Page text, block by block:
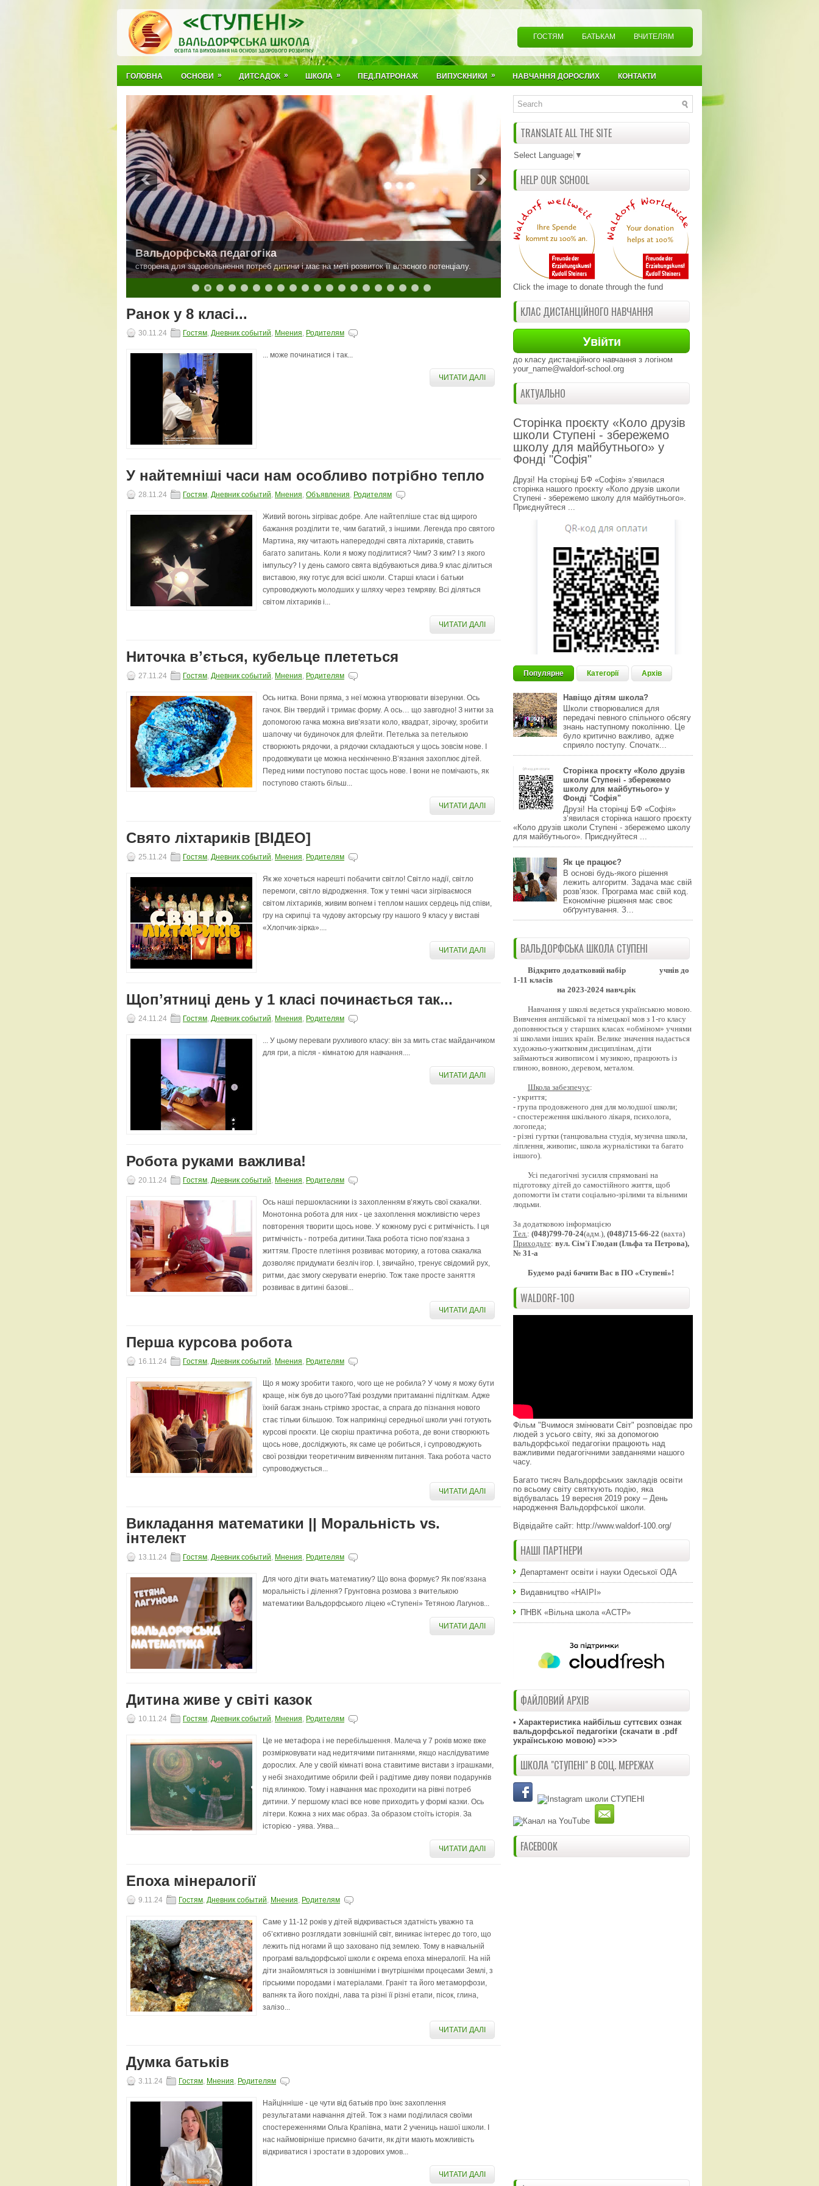
ГОСТЯМ БАТЬКАМ ВЧИТЕЛЯМ
ГОЛОВНА ОСНОВИ » ДИТСАДОК » ШКОЛА » ПЕД.ПАТРОНАЖ ВИПУСКНИКИ » НАВЧАННЯ ДОРОСЛИХ КОНТАКТИ
Вальдорфська педагогіка
створена для задовольнення потреб дитини і має на меті розвиток її власного потенціалу.
Ранок у 8 класі...
30.11.24 Гостям, Дневник событий, Мнения, Родителям
... може починатися і так...
ЧИТАТИ ДАЛІ
У найтемніші часи нам особливо потрібно тепло
28.11.24 Гостям, Дневник событий, Мнения, Объявления, Родителям
Живий вогонь зігріває добре. Але найтепліше стає від щирого
бажання розділити те, чим багатий, з іншими. Легенда про святого
Мартина, яку читають напередодні свята ліхтариків, ставить
багато запитань. Коли я можу поділитися? Чим? З ким? І з якого
імпульсу? І у день самого свята відбуваються дива.9 клас ділиться
виставою, яку готує для всієї школи. Старші класи і батьки
супроводжують молодших у шляху через темряву. Всі діляться
світом ліхтариків і...
ЧИТАТИ ДАЛІ
Ниточка вʼється, кубельце плететься
27.11.24 Гостям, Дневник событий, Мнения, Родителям
Ось нитка. Вони пряма, з неї можна утворювати візерунки. Ось
гачок. Він твердий і тримає форму. А ось… що завгодно! З нитки за
допомогою гачка можна вивʼязати коло, квадрат, зірочку, зробити
шапочку чи будиночок для флейти. Петелька за петелькою
створюють рядочки, а рядочки складаються у щось зовсім нове. І
продовжувати це можна нескінченно.Вʼязання захоплює дітей.
Перед ними поступово постає щось нове. І вони не помічають, як
поступово стають більш...
ЧИТАТИ ДАЛІ
Свято ліхтариків [ВІДЕО]
25.11.24 Гостям, Дневник событий, Мнения, Родителям
Як же хочеться нарешті побачити світло! Світло надії, світло
перемоги, світло відродження. Тож у темні часи зігріваємося
світом ліхтариків, живим вогнем і теплом наших сердець під співи,
гру на скрипці та чудову акторську гру нашого 9 класу у виставі
«Хлопчик-зірка»....
ЧИТАТИ ДАЛІ
Щопʼятниці день у 1 класі починається так...
24.11.24 Гостям, Дневник событий, Мнения, Родителям
... У цьому переваги рухливого класу: він за мить стає майданчиком
для гри, а після - кімнатою для навчання....
ЧИТАТИ ДАЛІ
Робота руками важлива!
20.11.24 Гостям, Дневник событий, Мнения, Родителям
Ось наші першокласники із захопленням вʼяжуть свої скакалки.
Монотонна робота для них - це захоплення можливістю через
повторення творити щось нове. У кожному русі є ритмічність. І ця
ритмічність - потреба дитини.Така робота тісно пов’язана з
життям. Просте плетіння розвиває моторику, а готова скакалка
дозволяє придумати безліч ігор. І, звичайно, тренує свідомий рух,
ритми, дає змогу скерувати енергію. Тож таке просте заняття
розвиває в дитині базові...
ЧИТАТИ ДАЛІ
Перша курсова робота
16.11.24 Гостям, Дневник событий, Мнения, Родителям
Що я можу зробити такого, чого ще не робила? У чому я можу бути
краще, ніж був до цього?Такі роздуми притаманні підліткам. Адже
їхній багаж знань стрімко зростає, а спрага до пізнання нового
стає тільки більшою. Тож наприкінці середньої школи учні готують
курсові проєкти. Це скоріш практична робота, де вони створюють
щось нове, досліджують, як саме це робиться, і супроводжують
свої розвідки теоретичним вивченням питання. Така робота часто
супроводжується...
ЧИТАТИ ДАЛІ
Викладання математики || Моральність vs.
інтелект
13.11.24 Гостям, Дневник событий, Мнения, Родителям
Для чого діти вчать математику? Що вона формує? Як повʼязана
моральність і ділення? Грунтовна розмова з вчителькою
математики Вальдорфського ліцею «Ступені» Тетяною Лагунов...
ЧИТАТИ ДАЛІ
Дитина живе у світі казок
10.11.24 Гостям, Дневник событий, Мнения, Родителям
Це не метафора і не перебільшення. Малеча у 7 років може вже
розмірковувати над недитячими питаннями, якщо наслідуватиме
дорослих. Але у своїй кімнаті вона ставитиме вистави з іграшками,
у небі знаходитиме обрили фей і радітиме диву появи подарунків
під ялинкою. Тому і навчання має проходити на рівні потреб
дитини. У першому класі все нове приходить у формі казки. Ось
літери. Кожна з них має образ. За образом стоїть історія. За
історією - уява. Уява...
ЧИТАТИ ДАЛІ
Епоха мінералогії
9.11.24 Гостям, Дневник событий, Мнения, Родителям
Саме у 11-12 років у дітей відкривається здатність уважно та
об’єктивно розглядати зовнішній світ, виникає інтерес до того, що
лежить під ногами й що заховано під землею. Тому в навчальній
програмі вальдорфської школи є окрема епоха мінералогії. На ній
діти знайомляться із зовнішніми і внутрішніми процесами Землі, з
гірськими породами і матеріалами. Граніт та його метаморфози,
вапняк та його похідні, лава та різні її різні етапи, пісок, глина,
залізо...
ЧИТАТИ ДАЛІ
Думка батьків
3.11.24 Гостям, Мнения, Родителям
Найцінніше - це чути від батьків про їхнє захоплення
результатами навчання дітей. Тож з нами поділилася своїми
спостереженнями Ольга Крапівна, мати 2 учениць нашої школи. І
нас наймовірніше приємно бачити, як діти мають можливість
відкриватися і зростати в здорових умов...
ЧИТАТИ ДАЛІ
TRANSLATE ALL THE SITE
Select Language ▼
HELP OUR SCHOOL
Click the image to donate through the fund
КЛАС ДИСТАНЦІЙНОГО НАВЧАННЯ
до класу дистанційного навчання з логіном
your_name@waldorf-school.org
АКТУАЛЬНО
Сторінка проєкту «Коло друзів
школи Ступені - збережемо
школу для майбутнього» у
Фонді "Софія"
Друзі! На сторінці БФ «Софія» з‘явилася
сторінка нашого проєкту «Коло друзів школи
Ступені - збережемо школу для майбутнього».
Приєднуйтеся ...
Популярне Категорії Архів
Навіщо дітям школа?
Школи створювалися для
передачі певного спільного обсягу
знань наступному поколінню. Це
було критично важливо, адже
сприяло поступу. Спочатк...
Сторінка проєкту «Коло друзів
школи Ступені - збережемо
школу для майбутнього» у
Фонді "Софія"
Друзі! На сторінці БФ «Софія»
з‘явилася сторінка нашого проєкту
«Коло друзів школи Ступені - збережемо школу
для майбутнього». Приєднуйтеся ...
Як це працює?
В основі будь-якого рішення
лежить алгоритм. Задача має свій
розвʼязок. Програма має свій код.
Економічне рішення має своє
обґрунтування. З...
ВАЛЬДОРФСЬКА ШКОЛА СТУПЕНІ
Відкрито додатковий набір
учнів до
1-11 класів
на 2023-2024 навч.рік
Навчання у школі ведеться українською мовою.
Вивчення англійської та німецької мов з 1-го класу
доповнюється у старших класах «обміном» учнями
зі школами інших країн. Велике значення надається
художньо-ужитковим дисциплінам, діти
займаються живописом і музикою, працюють із
глиною, вовною, деревом, металом.
Школа забезпечує:
- укриття;
- група продовженого дня для молодшої школи;
- спостереження шкільного лікаря, психолога,
логопеда;
- різні гуртки (танцювальна студія, музична школа,
ліплення, живопис, школа журналістики та багато
іншого).
Усі педагогічні зусилля спрямовані на
підготовку дітей до самостійного життя, щоб
допомогти їм стати соціально-зрілими та вільними
людьми.
За додатковою інформацією
Тел. : (048)799-70-24(адм.), (048)715-66-22 (вахта)
Приходьте: вул. Сім'ї Глодан (Ільфа та Петрова),
№ 31-а
Будемо раді бачити Вас в ПО «Ступені»!
WALDORF-100
Фільм "Вчимося змінювати Світ" розповідає про
людей з усього світу, які за допомогою
вальдорфської педагогіки працюють над
важливими педагогічними завданнями нашого
часу.
Багато тисяч Вальдорфських закладів освіти
по всьому світу святкують подію, яка
відбувалась 19 вересня 2019 року – День
народження Вальдорфської школи.
Відвідайте сайт: http://www.waldorf-100.org/
НАШІ ПАРТНЕРИ
Департамент освіти і науки Одеської ОДА
Видавництво «НАІРІ»
ПНВК «Вільна школа «АСТР»
ФАЙЛОВИЙ АРХІВ
• Характеристика найбільш суттєвих ознак
вальдорфської педагогіки (скачати в .pdf
українською мовою) =>>>
ШКОЛА "СТУПЕНІ" В СОЦ. МЕРЕЖАХ
FACEBOOK